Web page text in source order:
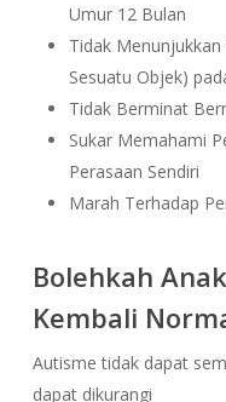
Umur 12 Bulan
Tidak
Sesuatu Objek)
Tidak Berminat
Sukar Memahami
Perasaan Sendiri
Marah Terhadap
Bolehkah
Kembali
Autisme tidak dapat
dapat dikurangi